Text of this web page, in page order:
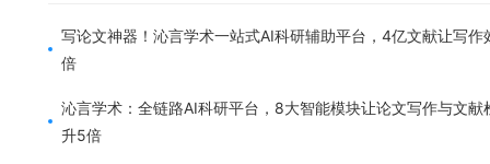
写论文神器！沁言学术一站式AI科研辅助平台，4亿文献让写作
倍
沁言学术：全链路AI科研平台，8大智能模块让论文写作与文献
升5倍